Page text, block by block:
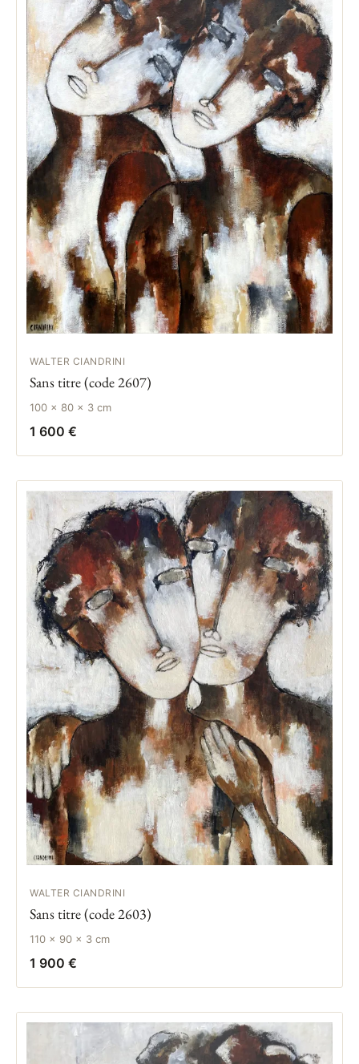
WALTER CIANDRINI
Sans titre (code 2607)
100 × 80 × 3 cm
1 600 €
WALTER CIANDRINI
Sans titre (code 2603)
110 × 90 × 3 cm
1 900 €